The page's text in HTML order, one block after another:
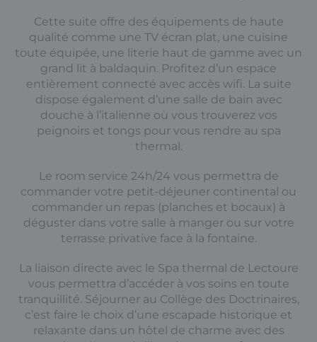
Cette suite offre des équipements de haute
qualité comme une TV écran plat, une cuisine
toute équipée, une literie haut de gamme avec un
grand lit à baldaquin. Profitez d’un espace
entièrement connecté avec accès wifi. La suite
dispose également d’une salle de bain avec
douche à l’italienne où vous trouverez vos
peignoirs et tongs pour vous rendre au spa
thermal.
Le room service 24h/24 vous permettra de
commander votre petit-déjeuner continental ou
commander un repas (planches et bocaux) à
déguster dans votre salle à manger ou sur votre
terrasse privative face à la fontaine.
La liaison directe avec le Spa thermal de Lectoure
vous permettra d’accéder à vos soins en toute
tranquillité. Séjourner au Collège des Doctrinaires,
c’est faire le choix d’une escapade historique et
relaxante dans un hôtel de charme avec des